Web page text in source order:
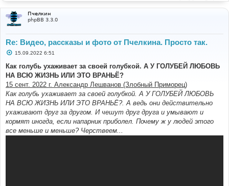
Пчелкин
phpBB 3.3.0
Re: Видео, рассказы и фото от Пчелкина. Просто так.
С
о
б
щ
е
н
и
е
15.09.2022 6:51
Как голубь ухаживает за своей голубкой. А У ГОЛУБЕЙ ЛЮБОВЬ
НА ВСЮ ЖИЗНЬ ИЛИ ЭТО ВРАНЬЁ?
15 сент. 2022 г. Александр Лешванов (Злобный Приморец)
Как голубь ухаживает за своей голубкой. А У ГОЛУБЕЙ ЛЮБОВЬ
НА ВСЮ ЖИЗНЬ ИЛИ ЭТО ВРАНЬЁ?. А ведь они действительно
ухаживают друг за другом. И чешут друг друга и умывают и
кормят иногда, если напарник приболел. Почему ж у людей этого
все меньше и меньше? Черствеем...